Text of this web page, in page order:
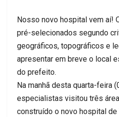
Nosso novo hospital vem aí!
pré-selecionados segundo
geográficos, topográficos e
apresentar em breve o local
do prefeito.
Na manhã desta quarta-feira
especialistas visitou três
construído o novo hospital de